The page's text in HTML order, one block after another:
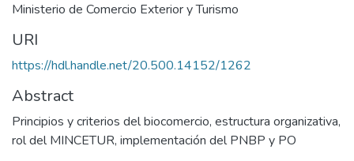
Ministerio de Comercio Exterior y Turismo
URI
https://hdl.handle.net/20.500.14152/1262
Abstract
Principios y criterios del biocomercio, estructura organizativa,
rol del MINCETUR, implementación del PNBP y PO